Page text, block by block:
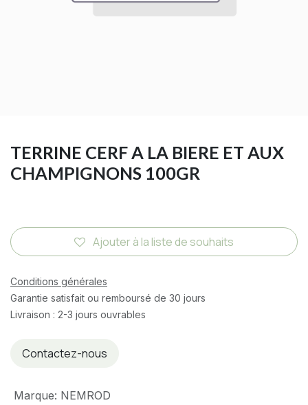
TERRINE CERF A LA BIERE ET AUX
CHAMPIGNONS 100GR
Ajouter à la liste de souhaits
Conditions générales
Garantie satisfait ou remboursé de 30 jours
Livraison : 2-3 jours ouvrables
Contactez-nous
Marque: NEMROD